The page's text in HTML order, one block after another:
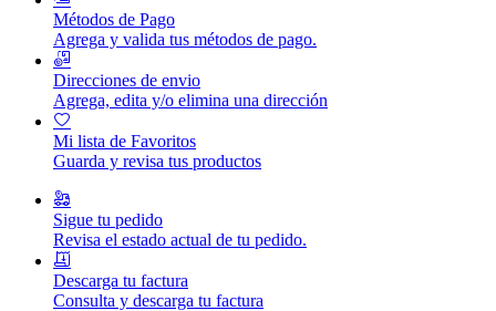
Métodos de Pago
Agrega y valida tus métodos de pago.
Direcciones de envio
Agrega, edita y/o elimina una dirección
Mi lista de Favoritos
Guarda y revisa tus productos
Sigue tu pedido
Revisa el estado actual de tu pedido.
Descarga tu factura
Consulta y descarga tu factura